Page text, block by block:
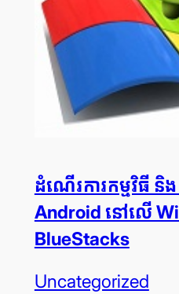
ដំណើរ​ការ​កម្មវិធី និ
Android នៅ​លើ
BlueStacks
Uncategorized